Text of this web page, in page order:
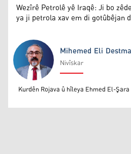
Wezîrê Petrolê yê Iraqê: Ji bo
ya ji petrola xav em di gotûbêjan
Mihemed Eli Destmalî
Mihemed Eli
Nivîskar
Kurdên Rojava û hîleya Ehmed El-Şara